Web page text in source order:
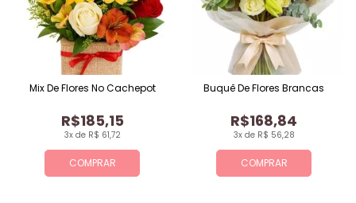
COMPRAR
3x de R$ 61,72
R$185,15
Mix De Flores No Cachepot
COMPRAR
3x de R$ 56,28
R$168,84
Buquê De Flores Brancas